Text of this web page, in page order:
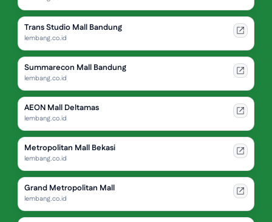
Trans Studio Mall Bandung
lembang.co.id
Summarecon Mall Bandung
lembang.co.id
AEON Mall Deltamas
lembang.co.id
Metropolitan Mall Bekasi
lembang.co.id
Grand Metropolitan Mall
lembang.co.id